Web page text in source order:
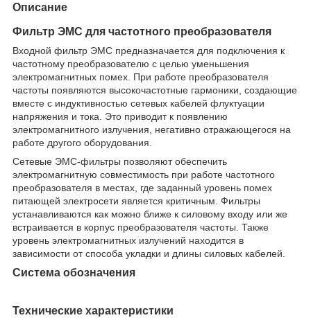
Описание
Фильтр ЭМС для частотного преобразователя
Входной фильтр ЭМС предназначается для подключения к
частотному преобразователю с целью уменьшения
электромагнитных помех. При работе преобразователя
частоты появляются высокочастотные гармоники, создающие
вместе с индуктивностью сетевых кабелей флуктуации
напряжения и тока. Это приводит к появлению
электромагнитного излучения, негативно отражающегося на
работе другого оборудования.
Сетевые ЭМС-фильтры позволяют обеспечить
электромагнитную совместимость при работе частотного
преобразователя в местах, где заданный уровень помех
питающей электросети является критичным. Фильтры
устанавливаются как можно ближе к силовому входу или же
встраивается в корпус преобразователя частоты. Также
уровень электромагнитных излучений находится в
зависимости от способа укладки и длины силовых кабелей.
Система обозначения
Технические характеристики